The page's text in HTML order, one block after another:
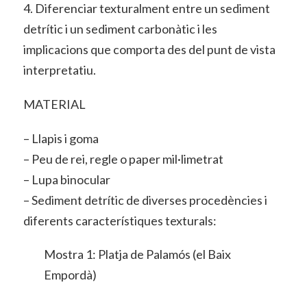
4. Diferenciar texturalment entre un sediment
detrític i un sediment carbonàtic i les
implicacions que comporta des del punt de vista
interpretatiu.
MATERIAL
– Llapis i goma
– Peu de rei, regle o paper mil·limetrat
– Lupa binocular
– Sediment detrític de diverses procedències i
diferents característiques texturals:
Mostra 1: Platja de Palamós (el Baix
Empordà)